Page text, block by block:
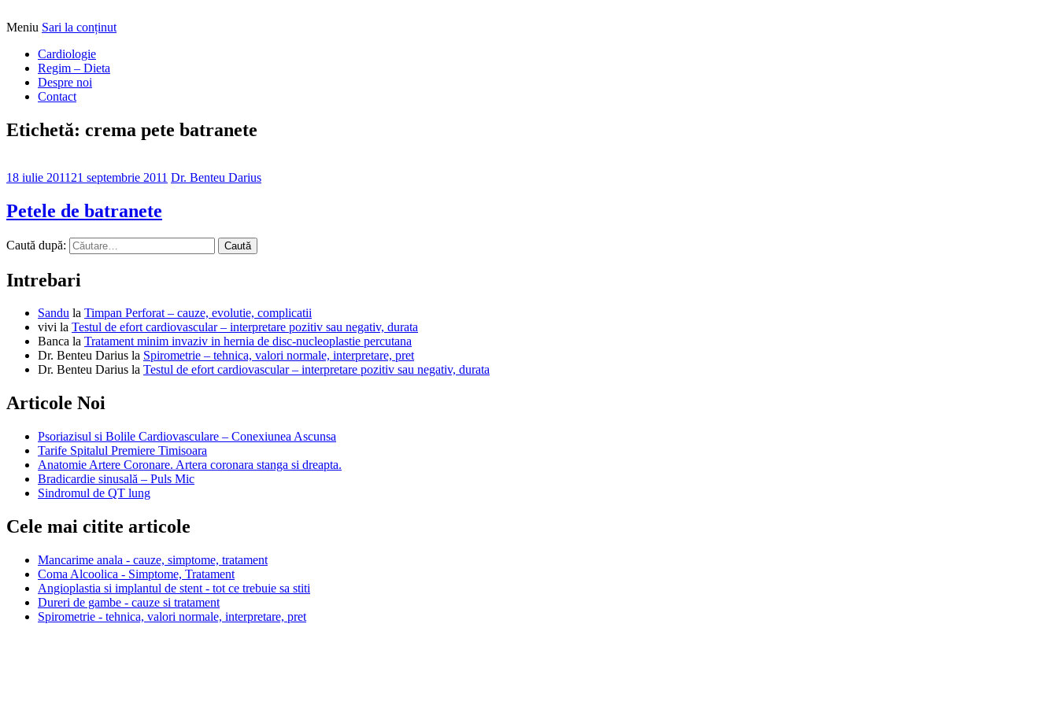
DrBendo.ro
Alimentatia sa iti fie medicatia
Meniu Sari la conținut
Cardiologie
Regim – Dieta
Despre noi
Contact
Etichetă: crema pete batranete
18 iulie 2011 21 septembrie 2011 Dr. Benteu Darius
Petele de batranete
Caută după:
Intrebari
Sandu la Timpan Perforat – cauze, evolutie, complicatii
vivi la Testul de efort cardiovascular – interpretare pozitiv sau negativ, durata
Banca la Tratament minim invaziv in hernia de disc-nucleoplastie percutana
Dr. Benteu Darius la Spirometrie – tehnica, valori normale, interpretare, pret
Dr. Benteu Darius la Testul de efort cardiovascular – interpretare pozitiv sau negativ, durata
Articole Noi
Psoriazisul si Bolile Cardiovasculare – Conexiunea Ascunsa
Tarife Spitalul Premiere Timisoara
Anatomie Artere Coronare. Artera coronara stanga si dreapta.
Bradicardie sinusală – Puls Mic
Sindromul de QT lung
Cele mai citite articole
Mancarime anala - cauze, simptome, tratament
Coma Alcoolica - Simptome, Tratament
Angioplastia si implantul de stent - tot ce trebuie sa stiti
Dureri de gambe - cauze si tratament
Spirometrie - tehnica, valori normale, interpretare, pret